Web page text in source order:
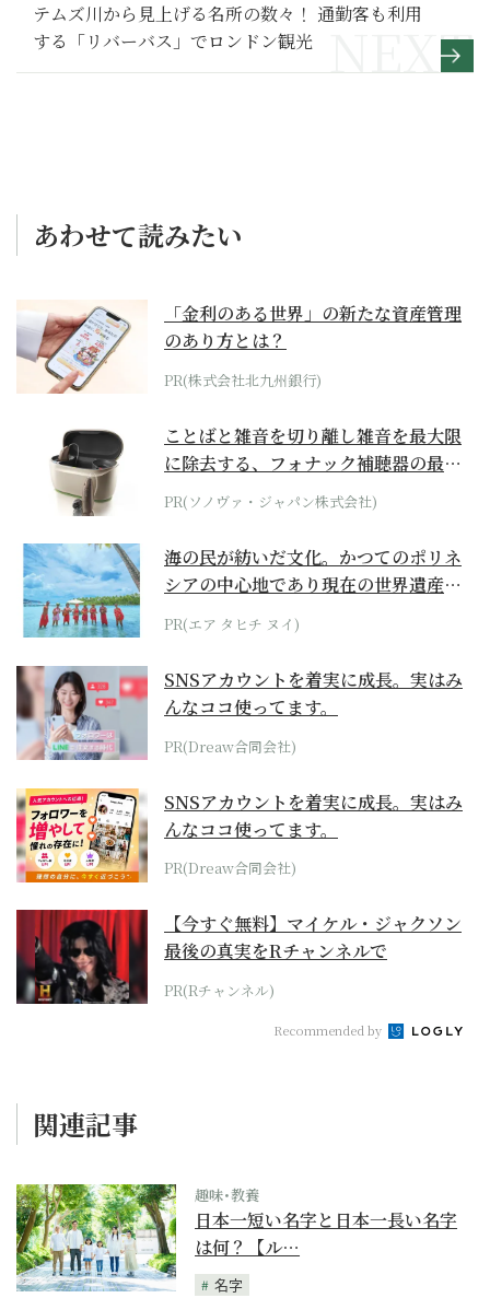
テムズ川から見上げる名所の数々！ 通勤客も利用
する「リバーバス」でロンドン観光
あわせて読みたい
「金利のある世界」の新たな資産管理
のあり方とは？
PR(株式会社北九州銀行)
ことばと雑音を切り離し雑音を最大限
に除去する、フォナック補聴器の最上
位モデル
PR(ソノヴァ・ジャパン株式会社)
海の民が紡いだ文化。かつてのポリネ
シアの中心地であり現在の世界遺産か
らみえてくる...
PR(エア タヒチ ヌイ)
SNSアカウントを着実に成長。実はみ
んなココ使ってます。
PR(Dreaw合同会社)
SNSアカウントを着実に成長。実はみ
んなココ使ってます。
PR(Dreaw合同会社)
【今すぐ無料】マイケル・ジャクソン
最後の真実をRチャンネルで
PR(Rチャンネル)
Recommended by
関連記事
趣味･教養
日本一短い名字と日本一長い名字
は何？【ル…
名字